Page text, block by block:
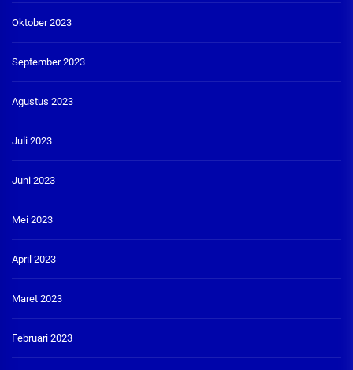
Oktober 2023
September 2023
Agustus 2023
Juli 2023
Juni 2023
Mei 2023
April 2023
Maret 2023
Februari 2023